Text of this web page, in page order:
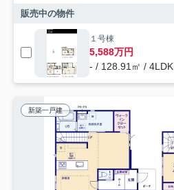
販売中の物件
１号棟
5,588万円
- / 128.91㎡ / 4LDK
新築一戸建